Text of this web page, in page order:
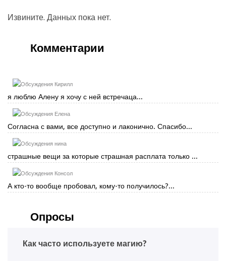
Извините. Данных пока нет.
Комментарии
Кирилл
я люблю Алену я хочу с ней встречаца...
Елена
Согласна с вами, все доступно и лаконично. Спасибо...
нина
страшные вещи за которые страшная расплата только ...
Консол
А кто-то вообще пробовал, кому-то получилось?...
Опросы
Как часто используете магию?